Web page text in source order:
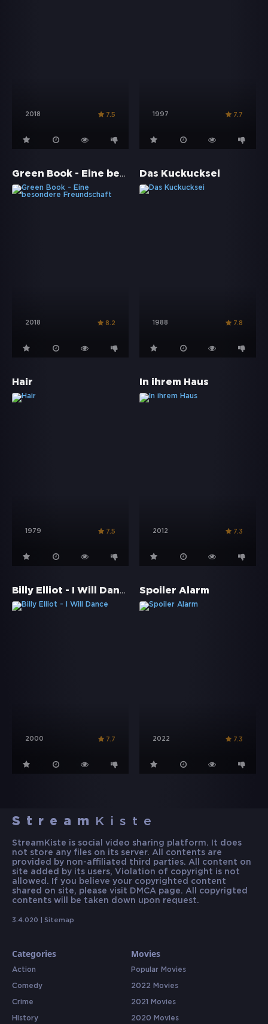
2018 7.5 1997 7.7
Green Book - Eine besondere Freundschaft
2018 8.2
Das Kuckucksei
1988 7.8
Hair
1979 7.5
In ihrem Haus
2012 7.3
Billy Elliot - I Will Dance
2000 7.7
Spoiler Alarm
2022 7.3
Stream Kiste
StreamKiste is social video sharing platform. It does
not store any files on its server. All contents are
provided by non-affiliated third parties. All content on
site added by its users, Violation of copyright is not
allowed. If you believe your copyrighted content
shared on site, please visit DMCA page. All copyrigted
contents will be taken down upon request.
3.4.020 | Sitemap
Categories
Action
Comedy
Crime
History
Movies
Popular Movies
2022 Movies
2021 Movies
2020 Movies